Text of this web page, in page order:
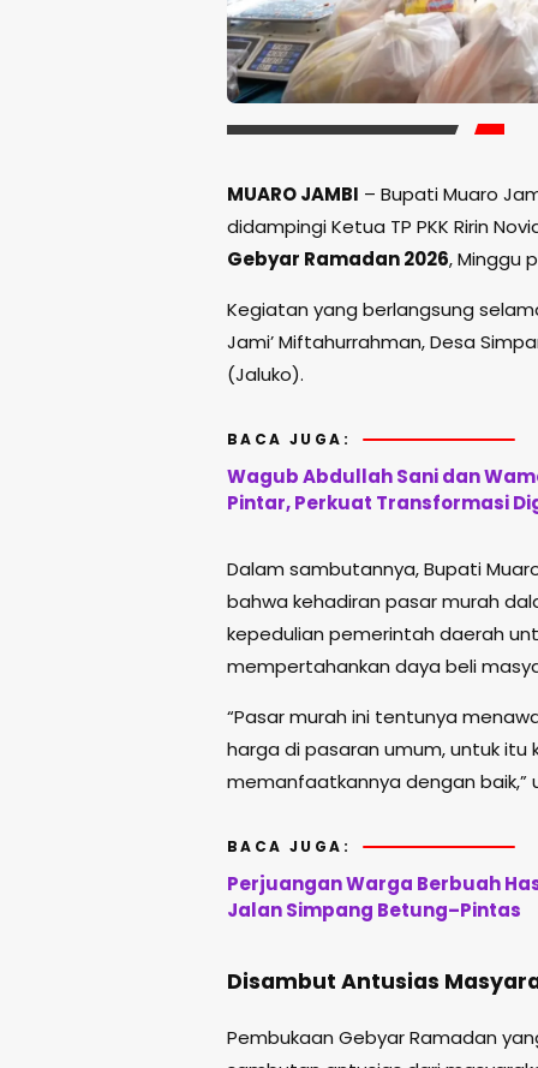
MUARO JAMBI – Bupati Muaro
didampingi Ketua TP PKK Ririn
Gebyar Ramadan 2026, Minggu
Kegiatan yang berlangsung
Jami’ Miftahurrahman, Desa
(Jaluko).
BACA JUGA:
Wagub Abdullah Sani dan
Pintar, Perkuat Transformasi
Dalam sambutannya, Bupati
bahwa kehadiran pasar murah
kepedulian pemerintah daerah
mempertahankan daya beli
“Pasar murah ini tentunya
harga di pasaran umum, untuk
memanfaatkannya dengan baik,”
BACA JUGA:
Perjuangan Warga Berbuah
Jalan Simpang Betung–Pintas
Disambut Antusias
Pembukaan Gebyar Ramadan